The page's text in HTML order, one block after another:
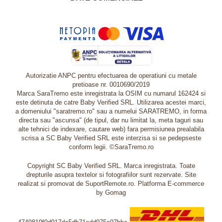
Autorizatie ANPC pentru efectuarea de operatiuni cu metale
pretioase nr. 0010690/2019
Marca SaraTremo este inregistrata la OSIM cu numarul 162424 si
este detinuta de catre Baby Verified SRL. Utilizarea acestei marci,
a domeniului "saratremo.ro" sau a numelui SARATREMO, in forma
directa sau "ascunsa" (de tipul, dar nu limitat la, meta taguri sau
alte tehnici de indexare, cautare web) fara permisiunea prealabila
scrisa a SC Baby Verified SRL este interzisa si se pedepseste
conform legii. ©SaraTremo.ro
Copyright SC Baby Verified SRL. Marca inregistrata. Toate
drepturile asupra textelor si fotografiilor sunt rezervate. Site
realizat si promovat de SuportRemote.ro. Platforma E-commerce
by Gomag